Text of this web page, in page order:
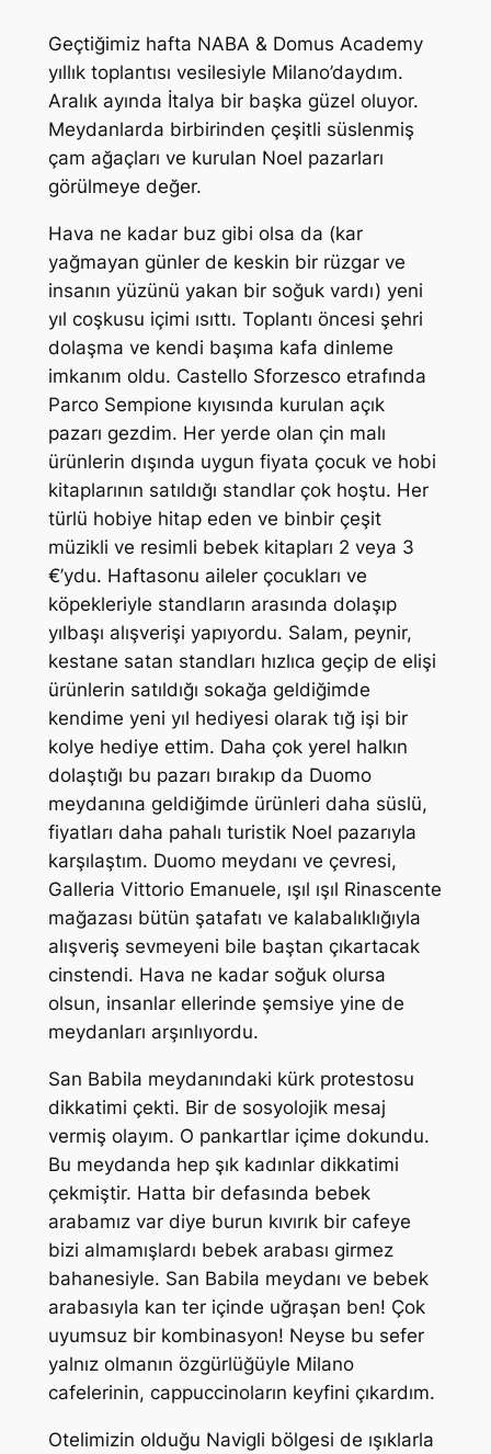
Geçtiğimiz hafta NABA & Domus Academy
yıllık toplantısı vesilesiyle Milano’daydım.
Aralık ayında İtalya bir başka güzel oluyor.
Meydanlarda birbirinden çeşitli süslenmiş
çam ağaçları ve kurulan Noel pazarları
görülmeye değer.
Hava ne kadar buz gibi olsa da (kar
yağmayan günler de keskin bir rüzgar ve
insanın yüzünü yakan bir soğuk vardı) yeni
yıl coşkusu içimi ısıttı. Toplantı öncesi şehri
dolaşma ve kendi başıma kafa dinleme
imkanım oldu. Castello Sforzesco etrafında
Parco Sempione kıyısında kurulan açık
pazarı gezdim. Her yerde olan çin malı
ürünlerin dışında uygun fiyata çocuk ve hobi
kitaplarının satıldığı standlar çok hoştu. Her
türlü hobiye hitap eden ve binbir çeşit
müzikli ve resimli bebek kitapları 2 veya 3
€’ydu. Haftasonu aileler çocukları ve
köpekleriyle standların arasında dolaşıp
yılbaşı alışverişi yapıyordu. Salam, peynir,
kestane satan standları hızlıca geçip de elişi
ürünlerin satıldığı sokağa geldiğimde
kendime yeni yıl hediyesi olarak tığ işi bir
kolye hediye ettim. Daha çok yerel halkın
dolaştığı bu pazarı bırakıp da Duomo
meydanına geldiğimde ürünleri daha süslü,
fiyatları daha pahalı turistik Noel pazarıyla
karşılaştım. Duomo meydanı ve çevresi,
Galleria Vittorio Emanuele, ışıl ışıl Rinascente
mağazası bütün şatafatı ve kalabalıklığıyla
alışveriş sevmeyeni bile baştan çıkartacak
cinstendi. Hava ne kadar soğuk olursa
olsun, insanlar ellerinde şemsiye yine de
meydanları arşınlıyordu.
San Babila meydanındaki kürk protestosu
dikkatimi çekti. Bir de sosyolojik mesaj
vermiş olayım. O pankartlar içime dokundu.
Bu meydanda hep şık kadınlar dikkatimi
çekmiştir. Hatta bir defasında bebek
arabamız var diye burun kıvırık bir cafeye
bizi almamışlardı bebek arabası girmez
bahanesiyle. San Babila meydanı ve bebek
arabasıyla kan ter içinde uğraşan ben! Çok
uyumsuz bir kombinasyon! Neyse bu sefer
yalnız olmanın özgürlüğüyle Milano
cafelerinin, cappuccinoların keyfini çıkardım.
Otelimizin olduğu Navigli bölgesi de ışıklarla